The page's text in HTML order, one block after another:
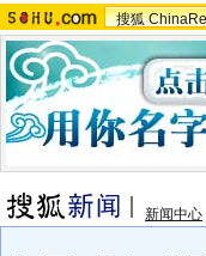
搜狐
新闻中心